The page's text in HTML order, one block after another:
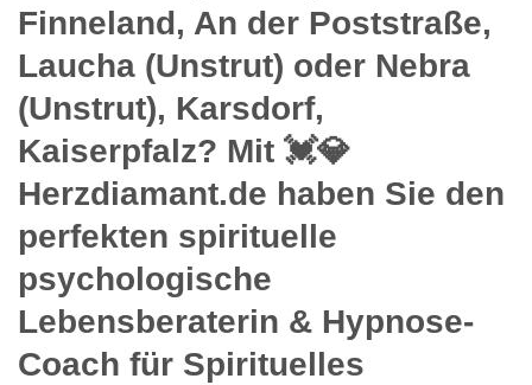
Finneland, An der Poststraße,
Laucha (Unstrut) oder Nebra
(Unstrut), Karsdorf,
Kaiserpfalz? Mit 💓️💎
Herzdiamant.de haben Sie den
perfekten spirituelle
psychologische
Lebensberaterin & Hypnose-
Coach für Spirituelles